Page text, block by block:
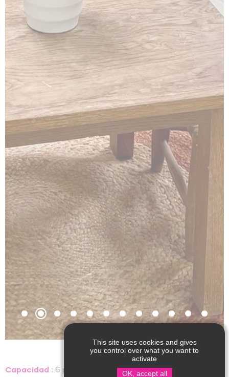
Capacidad : 6 personas, 3 habitaciones
This site uses cookies and gives
you control over what you want to
activate
OK, accept all